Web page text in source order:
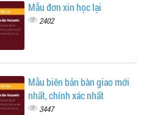
Mẫu đơn xin học lại
2402
Mẫu biên bản bàn giao mới
nhất, chính xác nhất
3447